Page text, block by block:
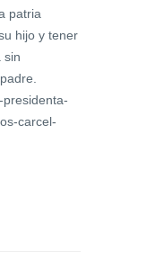
patria
hijo y tener
sin
presidenta-
carcel-